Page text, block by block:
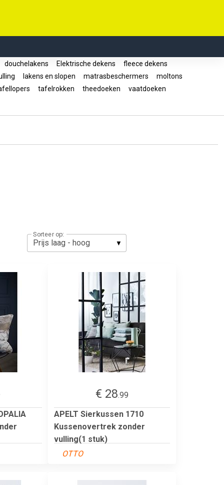
douchelakens Elektrische dekens
fleece dekens
lakens en slopen matrasbeschermers
moltons
tafelrokken theedoeken vaatdoeken
Sorteer op:
€ 28.99
APELT Sierkussen 1710
Kussenovertrek zonder
vulling(1 stuk)
OTTO